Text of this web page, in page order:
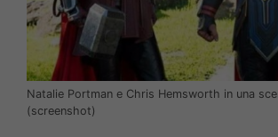
Natalie Portman e Chris Hemsworth in una
(screenshot)